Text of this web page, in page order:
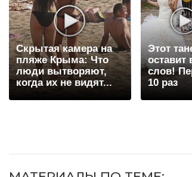
Скрытая камера на
пляже Крыма: Что
люди вытворяют,
когда их не видят...
Этот
оставит
слов!
10 раз